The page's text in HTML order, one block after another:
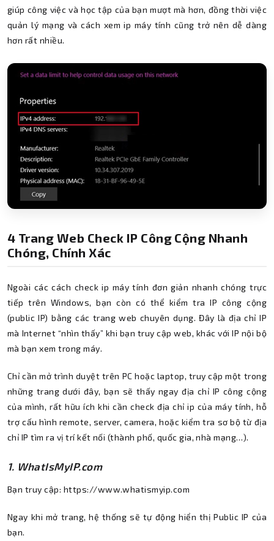
giúp công việc và học tập của bạn mượt mà hơn, đồng thời việc
quản lý mạng và cách xem ip máy tính cũng trở nên dễ dàng
hơn rất nhiều.
4 Trang Web Check IP Công Cộng Nhanh
Chóng, Chính Xác
Ngoài các cách check ip máy tính đơn giản nhanh chóng trực
tiếp trên Windows, bạn còn có thể kiểm tra IP công cộng
(public IP) bằng các trang web chuyên dụng. Đây là địa chỉ IP
mà Internet “nhìn thấy” khi bạn truy cập web, khác với IP nội bộ
mà bạn xem trong máy.
Chỉ cần mở trình duyệt trên PC hoặc laptop, truy cập một trong
những trang dưới đây, bạn sẽ thấy ngay địa chỉ IP công cộng
của mình, rất hữu ích khi cần check địa chỉ ip của máy tính, hỗ
trợ cấu hình remote, server, camera, hoặc kiểm tra sơ bộ từ địa
chỉ IP tìm ra vị trí kết nối (thành phố, quốc gia, nhà mạng…).
1. WhatIsMyIP.com
Bạn truy cập: https://www.whatismyip.com
Ngay khi mở trang, hệ thống sẽ tự động hiển thị Public IP của
bạn.
Thành Nhân TNC
Trợ lý AI • Phản hồi tức thì